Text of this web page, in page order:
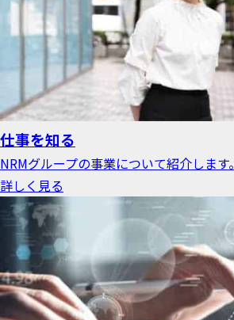
仕事を知る
NRMグループの事業について紹介します。
詳しく見る